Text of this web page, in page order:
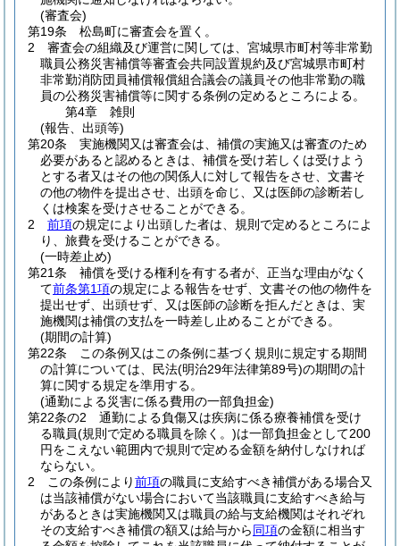
(審査会)
第19条
松島町に審査会を置く。
2
審査会の組織及び運営に関しては、宮城県市町村等非常勤
職員公務災害補償等審査会共同設置規約及び宮城県市町村
非常勤消防団員補償報償組合議会の議員その他非常勤の職
員の公務災害補償等に関する条例の定めるところによる。
第4章
雑則
(報告、出頭等)
第20条
実施機関又は審査会は、補償の実施又は審査のため
必要があると認めるときは、補償を受け若しくは受けよう
とする者又はその他の関係人に対して報告をさせ、文書そ
の他の物件を提出させ、出頭を命じ、又は医師の診断若し
くは検案を受けさせることができる。
2
前項の規定により出頭した者は、規則で定めるところによ
り、旅費を受けることができる。
(一時差止め)
第21条
補償を受ける権利を有する者が、正当な理由がなく
て前条第1項の規定による報告をせず、文書その他の物件を
提出せず、出頭せず、又は医師の診断を拒んだときは、実
施機関は補償の支払を一時差し止めることができる。
(期間の計算)
第22条
この条例又はこの条例に基づく規則に規定する期間
の計算については、民法(明治29年法律第89号)の期間の計
算に関する規定を準用する。
(通勤による災害に係る費用の一部負担金)
第22条の2
通勤による負傷又は疾病に係る療養補償を受け
る職員(規則で定める職員を除く。)は一部負担金として200
円をこえない範囲内で規則で定める金額を納付しなければ
ならない。
2
この条例により前項の職員に支給すべき補償がある場合又
は当該補償がない場合において当該職員に支給すべき給与
があるときは実施機関又は職員の給与支給機関はそれぞれ
その支給すべき補償の額又は給与から同項の金額に相当す